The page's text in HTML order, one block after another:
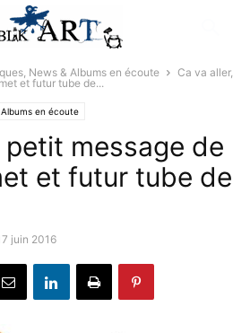
News & Albums en écoute
Ca va aller,
et futur tube de...
en écoute
petit message de
et futur tube de
juin 2016